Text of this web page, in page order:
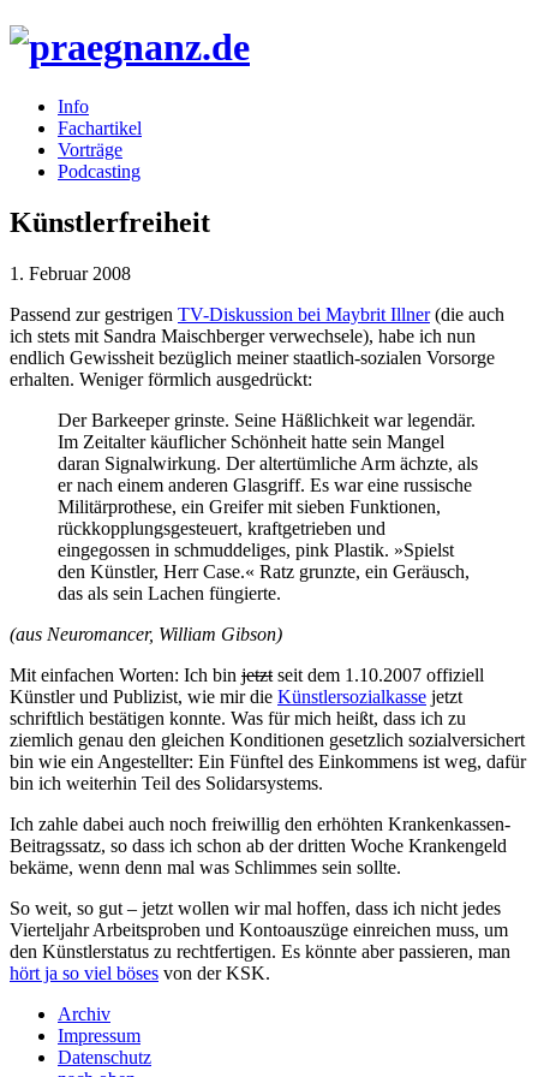
Info
Fachartikel
Vorträge
Podcasting
Künstlerfreiheit
1. Februar 2008
Passend zur gestrigen TV-Diskussion bei Maybrit Illner(die auch
ich stets mit Sandra Maischberger verwechsele), habe ich nun
endlich Gewissheit bezüglich meiner staatlich-sozialen Vorsorge
erhalten. Weniger förmlich ausgedrückt:
Der Barkeeper grinste. Seine Häßlichkeit war legendär.
Im Zeitalter käuflicher Schönheit hatte sein Mangel
daran Signalwirkung. Der altertümliche Arm ächzte, als
er nach einem anderen Glasgriff. Es war eine russische
Militärprothese, ein Greifer mit sieben Funktionen,
rückkopplungsgesteuert, kraftgetrieben und
eingegossen in schmuddeliges, pink Plastik. »Spielst
den Künstler, Herr Case.« Ratz grunzte, ein Geräusch,
das als sein Lachen füngierte.
(aus Neuromancer, William Gibson)
Mit einfachen Worten: Ich bin jetzt seit dem 1.10.2007 offiziell
Künstler und Publizist, wie mir die Künstlersozialkasse jetzt
schriftlich bestätigen konnte. Was für mich heißt, dass ich zu
ziemlich genau den gleichen Konditionen gesetzlich sozialversichert
bin wie ein Angestellter: Ein Fünftel des Einkommens ist weg, dafür
bin ich weiterhin Teil des Solidarsystems.
Ich zahle dabei auch noch freiwillig den erhöhten Krankenkassen-
Beitragssatz, so dass ich schon ab der dritten Woche Krankengeld
bekäme, wenn denn mal was Schlimmes sein sollte.
So weit, so gut – jetzt wollen wir mal hoffen, dass ich nicht jedes
Vierteljahr Arbeitsproben und Kontoauszüge einreichen muss, um
den Künstlerstatus zu rechtfertigen. Es könnte aber passieren, man
hört ja so viel böses von derKSK.
Archiv
Impressum
Datenschutz